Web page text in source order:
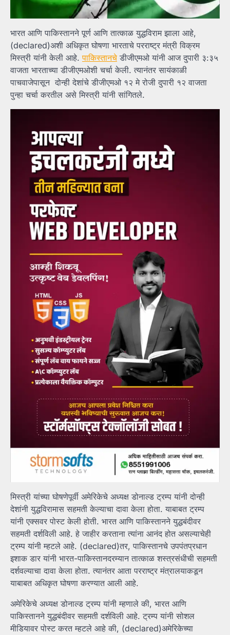
भारत आणि पाकिस्तानने पूर्ण आणि तात्काळ युद्धविराम झाला आहे,
(declared)अशी अधिकृत घोषणा भारताचे परराष्ट्र मंत्री विक्रम
मिस्त्री यांनी केली आहे.पाकिस्तानचे डीजीएमओ यांनी आज दुपारी ३:३५
वाजता भारताच्या डीजीएमओशी चर्चा केली. त्यानंतर सायंकाळी
पाचवाजेपासून दोन्ही देशांचे डीजीएमओ १२ मे रोजी दुपारी १२ वाजता
पुन्हा चर्चा करतील असे मिस्त्री यांनी सांगितले.
मिस्त्री यांच्या घोषणेपूर्वी अमेरिकेचे अध्यक्ष डोनाल्ड ट्रम्प यांनी दोन्ही
देशांनी युद्धविरामास सहमती केल्याचा दावा केला होता. याबाबत ट्रम्प
यांनी एक्सवर पोस्ट केली होती. भारत आणि पाकिस्तानने युद्धबंदीवर
सहमती दर्शविली आहे. हे जाहीर करताना त्यांना आनंद होत असल्याचेही
ट्रम्प यांनी म्हटले आहे. (declared)तर, पाकिस्तानचे उपपंतप्रधान
इशाक डार यांनी भारत-पाकिस्तानदरम्यान तात्काळ शस्त्रसंधीची सहमती
दर्शवल्याचा दावा केला होता. त्यानंतर आता परराष्ट्र मंत्रालयाकडून
याबाबत अधिकृत घोषणा करण्यात आली आहे.
अमेरिकेचे अध्यक्ष डोनाल्ड ट्रम्प यांनी म्हणाले की, भारत आणि
पाकिस्तानने युद्धबंदीवर सहमती दर्शविली आहे. ट्रम्प यांनी सोशल
मीडियावर पोस्ट करत म्हटले आहे की, (declared)अमेरिकेच्या